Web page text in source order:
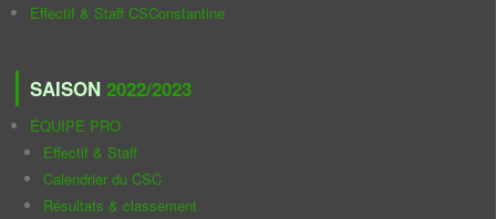
Effectif & Staff CSConstantine
SAISON 2022/2023
ÉQUIPE PRO
Effectif & Staff
Calendrier du CSC
Résultats & classement